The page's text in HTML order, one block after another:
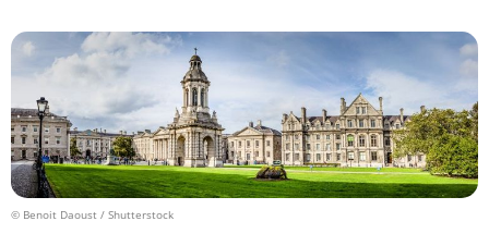
© Benoit Daoust / Shutterstock